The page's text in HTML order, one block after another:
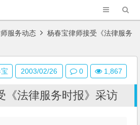
服务动态 杨春宝律师接受《法律服务
《法律服务时报》采访
2003/02/26 0 1,867